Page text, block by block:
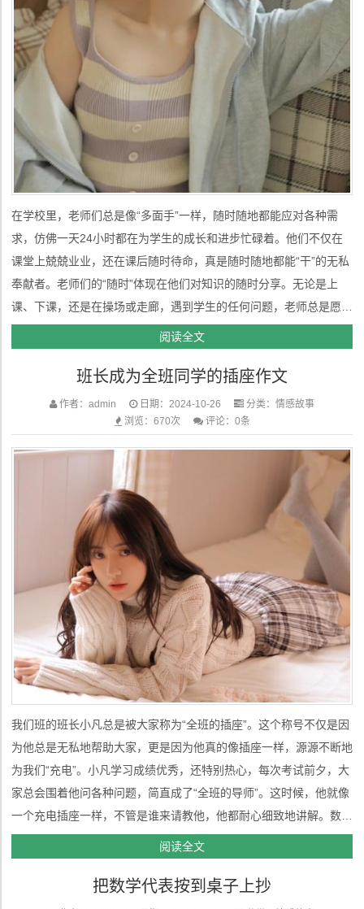
在学校里，老师们总是像“多面手”一样，随时随地都能应对各种需
求，仿佛一天24小时都在为学生的成长和进步忙碌着。他们不仅在
课堂上兢兢业业，还在课后随时待命，真是随时随地都能“干”的无私
奉献者。老师们的“随时”体现在他们对知识的随时分享。无论是上
课、下课，还是在操场或走廊，遇到学生的任何问题，老师总是愿意
停下脚步，认真解答。特别是我们班的数学老师小李，无论是在食堂
遇到我们，还是在放学回家的路上被“截住”，他都会耐心地给我们讲
解题目，直到我们...
阅读全文
班长成为全班同学的插座作文
作者：admin 日期：2024-10-26 分类： 情感故事
浏览：670次
评论：0条
我们班的班长小凡总是被大家称为“全班的插座”。这个称号不仅是因
为他总是无私地帮助大家，更是因为他真的像插座一样，源源不断地
为我们“充电”。小凡学习成绩优秀，还特别热心，每次考试前夕，大
家总会围着他问各种问题，简直成了“全班的导师”。这时候，他就像
一个充电插座一样，不管是谁来请教他，他都耐心细致地讲解。数学
题解不出来？找小凡！语文作文没思路？找小凡！物理实验搞不清？
还是找小凡！对他来说，好像没有解决不了的难题。为了能帮助更多
的同学，小凡常...
阅读全文
把数学代表按到桌子上抄